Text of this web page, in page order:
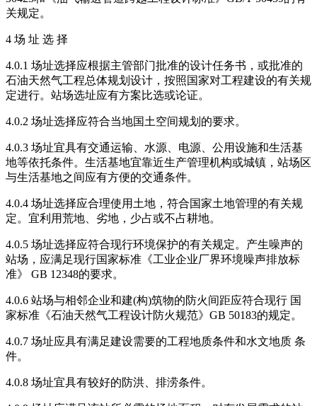
关规定。
4 场 址 选 择
4.0.1 场址选择应根据主管部门批准的设计任务书，或批准的
石油天然气工程总体规划设计，按照国家对工程建设的有关规
定进行。站场选址应有方案比选或论证。
4.0.2 场址选择应符合当地国土空间规划的要求。
4.0.3 场址宜具有交通运输、水源、电源、公用设施和生活基
地等依托条件。生活基地宜靠近生产管理机构或城镇，站场区
与生活基地之间应有方便的交通条件。
4.0.4 场址选择应合理使用土地，符合国家土地管理的有关规
定。宜利用荒地、劣地，少占或不占耕地。
4.0.5 场址选择应符合现行环境保护的有关规定。产生噪声的
站场，应满足现行国家标准《工业企业厂界环境噪声排放标
准》 GB 12348的要求。
4.0.6 站场与相邻企业和建(构)筑物的防火间距应符合现行 国
家标准《石油天然气工程设计防火规范》GB 50183的规定。
4.0.7 场址应具有满足建设需要的工程地质条件和水文地质 条
件。
4.0.8 场址宜具有较好的防洪、排涝条件。